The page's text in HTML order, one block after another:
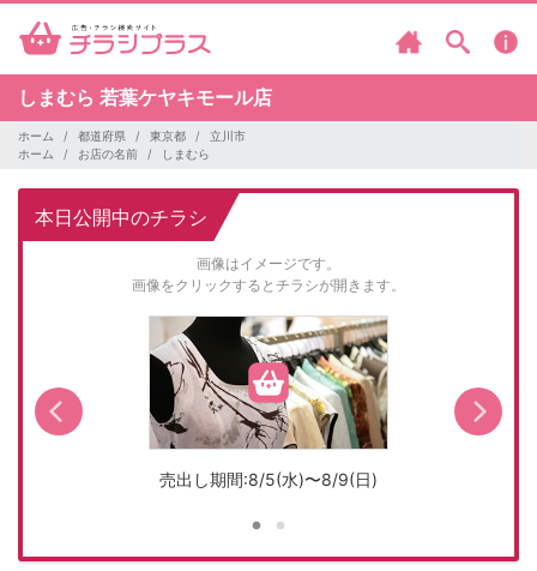
しまむら 若葉ケヤキモール店
ホーム 都道府県 東京都
立川市
ホーム
お店の名前 しまむら
本日公開中のチラシ
画像はイメージです。
画像をクリックするとチラシが開きます。
売出し期間:8/5(水)〜8/9(日)